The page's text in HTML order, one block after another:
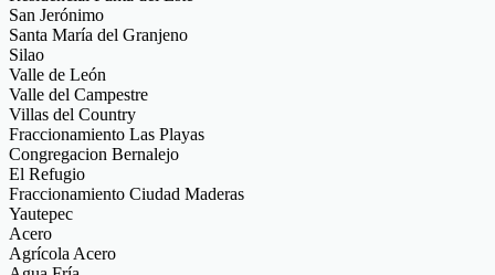
San Jerónimo
Santa María del Granjeno
Silao
Valle de León
Valle del Campestre
Villas del Country
Fraccionamiento Las Playas
Congregacion Bernalejo
El Refugio
Fraccionamiento Ciudad Maderas
Yautepec
Acero
Agrícola Acero